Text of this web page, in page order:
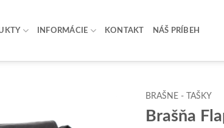
INFORMÁCIE KONTAKT NÁŠ PRÍBEH
BRAŠNE - TAŠKY
Brašňa